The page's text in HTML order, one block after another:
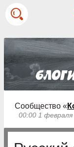
Сообщество «
00:00 1 февраля